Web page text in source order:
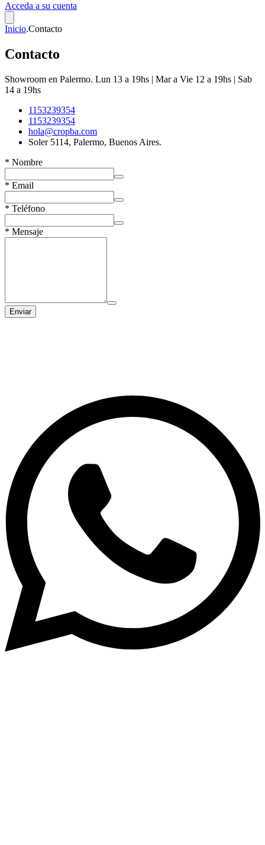
Acceda a su cuenta
Inicio.Contacto
Contacto
Showroom en Palermo. Lun 13 a 19hs | Mar a Vie 12 a 19hs | Sab
14 a 19hs
1153239354
1153239354
hola@cropba.com
Soler 5114, Palermo, Buenos Aires.
* Nombre
* Email
* Teléfono
* Mensaje
Enviar